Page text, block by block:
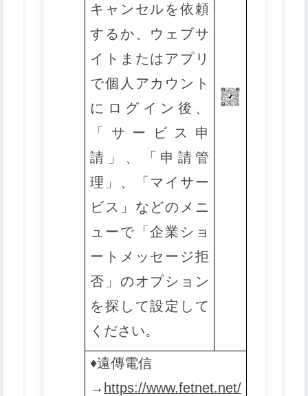
キャンセルを依頼
するか、ウェブサ
イトまたはアプリ
で個人アカウント
にログイン後、
「サービス申
請」、「申請管
理」、「マイサー
ビス」などのメニ
ューで「企業ショ
ートメッセージ拒
否」のオプション
を探して設定して
ください。
♦️遠傳電信
→ https://www.fetnet.net/